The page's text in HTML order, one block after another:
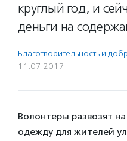
круглый год, и
деньги на
Благотвори­тель­ность и
11.07.2017
Волонтеры развозят
одежду для жителей